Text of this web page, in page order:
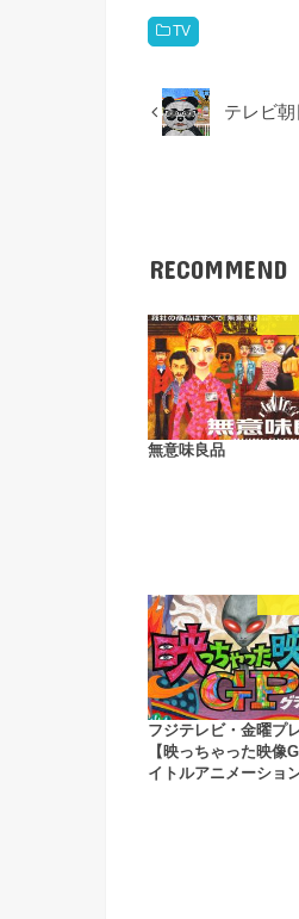
TV
テレビ
RECOMMEND
無意味良品
フジテレビ・金曜プ
【映っちゃった映像
イトルアニメーショ